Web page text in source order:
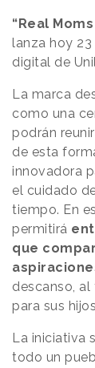
“Real
lanza hoy
digital de
La marca
como una
podrán
de esta
innovadora
el cuidado
tiempo. En
permitirá
que
descanso,
para sus
La iniciativa
todo un